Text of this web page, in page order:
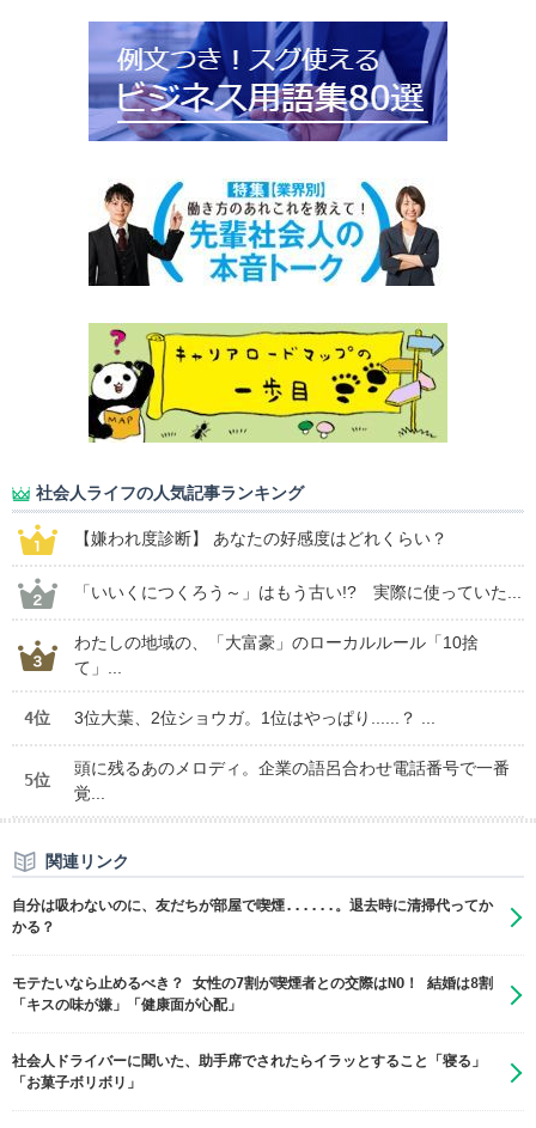
社会人ライフの人気記事ランキング
【嫌われ度診断】 あなたの好感度はどれくらい？
「いいくにつくろう～」はもう古い!? 実際に使っていた...
わたしの地域の、「大富豪」のローカルルール「10捨
て」...
4位 3位大葉、2位ショウガ。1位はやっぱり......？ ...
5位
頭に残るあのメロディ。企業の語呂合わせ電話番号で一番
覚...
関連リンク
自分は吸わないのに、友だちが部屋で喫煙......。退去時に清掃代ってか
かる？
モテたいなら止めるべき？ 女性の7割が喫煙者との交際はNO！ 結婚は8割
「キスの味が嫌」「健康面が心配」
社会人ドライバーに聞いた、助手席でされたらイラッとすること「寝る」
「お菓子ボリボリ」